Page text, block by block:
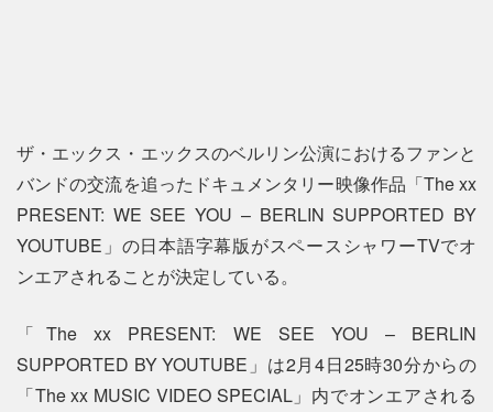
ザ・エックス・エックスのベルリン公演におけるファンと
バンドの交流を追ったドキュメンタリー映像作品「The xx
PRESENT: WE SEE YOU – BERLIN SUPPORTED BY
YOUTUBE」の日本語字幕版がスペースシャワーTVでオ
ンエアされることが決定している。
「The xx PRESENT: WE SEE YOU – BERLIN
SUPPORTED BY YOUTUBE」は2月4日25時30分からの
「The xx MUSIC VIDEO SPECIAL」内でオンエアされる